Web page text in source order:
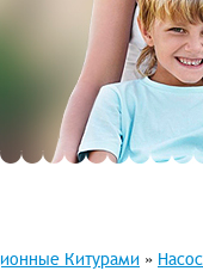
Китурами »